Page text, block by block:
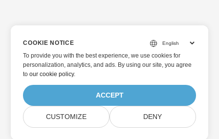
COOKIE NOTICE
To provide you with the best experience, we use cookies for
personalization, analytics, and ads. By using our site, you agree
toour cookie policy.
ACCEPT
CUSTOMIZE DENY